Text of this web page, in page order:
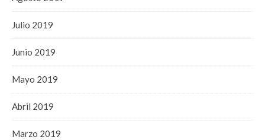
Julio 2019
Junio 2019
Mayo 2019
Abril 2019
Marzo 2019